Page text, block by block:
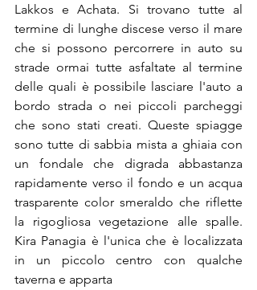
Lakkos e Achata. Si trovano tutte al
termine di lunghe discese verso il mare
che si possono percorrere in auto su
strade ormai tutte asfaltate al termine
delle quali è possibile lasciare l'auto a
bordo strada o nei piccoli parcheggi
che sono stati creati. Queste spiagge
sono tutte di sabbia mista a ghiaia con
un fondale che digrada abbastanza
rapidamente verso il fondo e un acqua
trasparente color smeraldo che riflette
la rigogliosa vegetazione alle spalle.
Kira Panagia è l'unica che è localizzata
in un piccolo centro con qualche
taverna e apparta